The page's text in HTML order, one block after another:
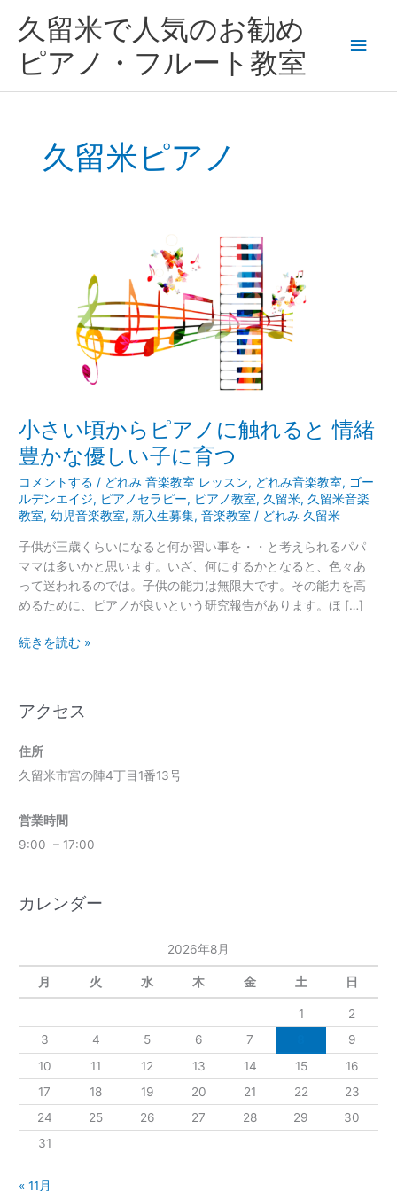
久留米で人気のお勧め
ピアノ・フルート教室
イ
ン
久留米ピアノ
小さい頃からピアノに触れると 情緒
豊かな優しい子に育つ
コメントする / どれみ 音楽教室 レッスン, どれみ音楽教室, ゴー
ルデンエイジ, ピアノセラピー, ピアノ教室, 久留米, 久留米音楽
教室,幼児音楽教室, 新入生募集,音楽教室 / どれみ 久留米
子供が三歳くらいになると何か習い事を・・と考えられるパパ
ママは多いかと思います。いざ、何にするかとなると、色々あ
って迷われるのでは。子供の能力は無限大です。その能力を高
めるために、ピアノが良いという研究報告があります。ほ […]
触
れ
る
と
情
緒
豊
か
な
優
い
つ
続きを読む »
アクセス
住所
久留米市宮の陣4丁目1番13号
営業時間
9:00 – 17:00
カレンダー
2026年8月
月 火 水 木 金 土 日
1
2
3
4 5 6 7
9
10
11 12 13 14 15
16
17
18 19 20 21 22
23
24
25 26 27 28 29
30
31
« 11月